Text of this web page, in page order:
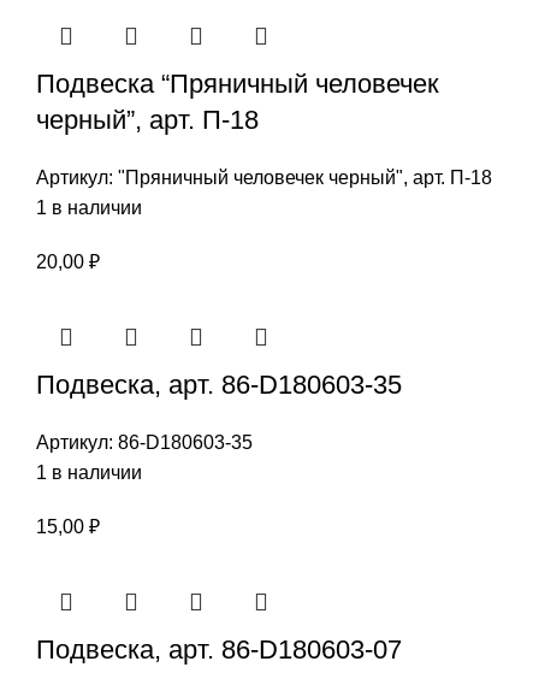
Подвеска “Пряничный человечек
черный”, арт. П-18
Артикул: "Пряничный человечек черный", арт. П-18
1 в наличии
20,00 ₽
Подвеска, арт. 86-D180603-35
Артикул: 86-D180603-35
1 в наличии
15,00 ₽
Подвеска, арт. 86-D180603-07